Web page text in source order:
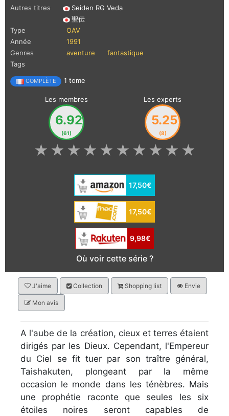
Autres titres
Seiden RG Veda
聖伝
Type
OAV
Année
1991
Genres
aventure
fantastique
Tags
COMPLÈTE 1 tome
Les membres
6.92
(61)
Les experts
5.25
(8)
★
★
★
★
★
★
★
★
★
★
17,50€
17,50€
9,98€
Où voir cette série ?
J'aime Collection Shopping list Envie
Mon avis
A l'aube de la création, cieux et terres étaient
dirigés par les Dieux. Cependant, l'Empereur
du Ciel se fit tuer par son traître général,
Taishakuten, plongeant par la même
occasion le monde dans les ténèbres. Mais
une prophétie raconte que seules les six
étoiles noires seront capables de